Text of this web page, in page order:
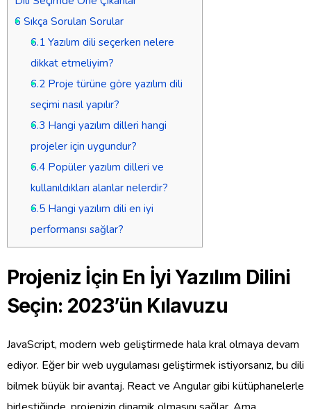
6 Sıkça Sorulan Sorular
6.1Yazılım dili seçerken nelere
dikkat etmeliyim?
6.2Proje türüne göre yazılım dili
seçimi nasıl yapılır?
6.3 Hangi yazılım dilleri hangi
projeler için uygundur?
6.4Popüler yazılım dilleri ve
kullanıldıkları alanlar nelerdir?
6.5Hangi yazılım dili en iyi
performansı sağlar?
Projeniz İçin En İyi Yazılım Dilini
Seçin: 2023’ün Kılavuzu
JavaScript, modern web geliştirmede hala kral olmaya devam
ediyor. Eğer bir web uygulaması geliştirmek istiyorsanız, bu dili
bilmek büyük bir avantaj. React ve Angular gibi kütüphanelerle